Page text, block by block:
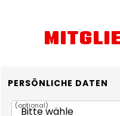
PERSÖNLICHE DATEN
(optional)